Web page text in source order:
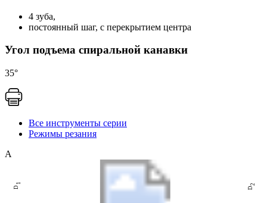
4 зуба,
постоянный шаг, с перекрытием центра
Угол подъема спиральной канавки
35°
Все инструменты серии
Режимы резания
A
D
1
D
2